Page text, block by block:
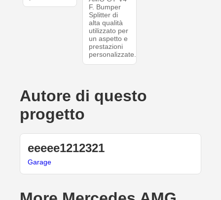
F. Bumper
Splitter di
alta qualità
utilizzato per
un aspetto e
prestazioni
personalizzate.
Autore di questo
progetto
eeeee1212321
Garage